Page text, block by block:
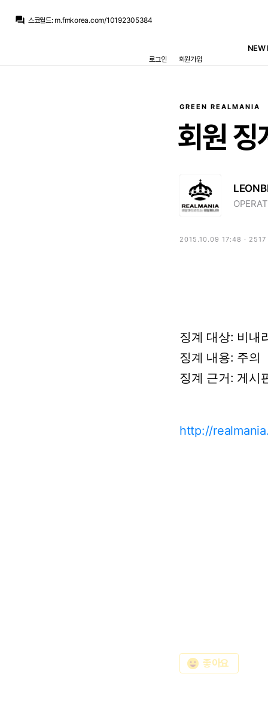
question_answer 스코월드: m.fmkorea.com/10192305384
지금 루머 나는건 기마랑이스 오니까 걍 가져다붙이는거겠죠. 지금 수비멘디 사는건 저부터가 반대...
NEW
로그인 회원가입
GREEN REALMANIA
회원 징
2015.10.09 17:48 · 2517
징계 대상: 비내
징계 내용: 주의
징계 근거: 게시
http://
emoji_emotions 좋아요